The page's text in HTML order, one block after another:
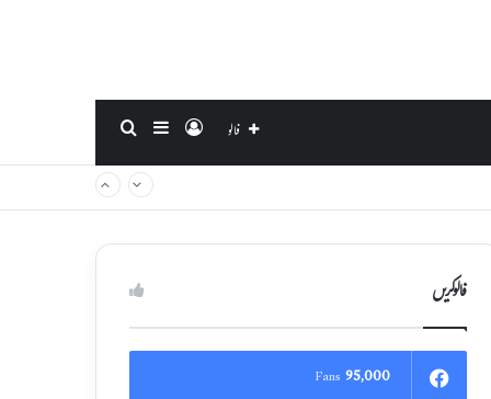
فالو Log In
Sidebar
فالوکریں
95,000
Fans